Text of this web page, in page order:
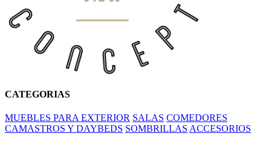
CATEGORIAS
MUEBLES PARA EXTERIOR SALAS COMEDORES
CAMASTROS Y DAYBEDS SOMBRILLAS ACCESORIOS